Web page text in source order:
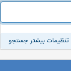
بیشتر جستجو